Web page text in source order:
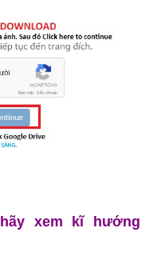
hãy xem kĩ hướng